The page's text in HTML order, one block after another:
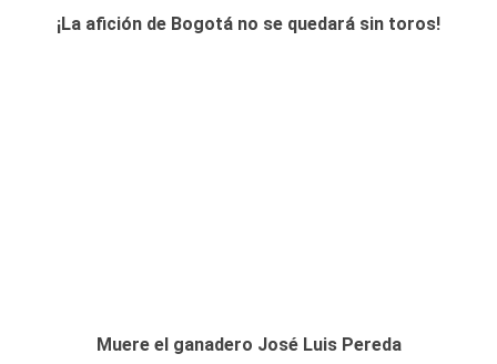
¡La afición de Bogotá no se quedará sin toros!
Muere el ganadero José Luis Pereda